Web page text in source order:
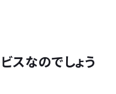
スなのでしょう